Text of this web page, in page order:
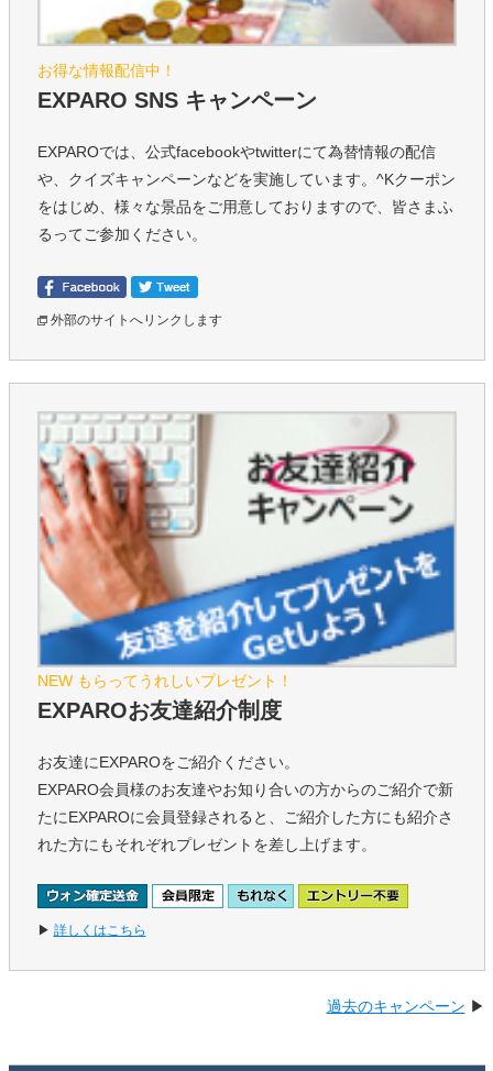
お得な情報配信中！
EXPARO SNS キャンペーン
EXPAROでは、公式facebookやtwitterにて為替情報の配信
や、クイズキャンペーンなどを実施しています。^Kクーポン
をはじめ、様々な景品をご用意しておりますので、皆さまふ
るってご参加ください。
外部のサイトへリンクします
NEW もらってうれしいプレゼント！
EXPAROお友達紹介制度
お友達にEXPAROをご紹介ください。
EXPARO会員様のお友達やお知り合いの方からのご紹介で新
たにEXPAROに会員登録されると、ご紹介した方にも紹介さ
れた方にもそれぞれプレゼントを差し上げます。
▶ 詳しくはこちら
過去のキャンペーン ▶